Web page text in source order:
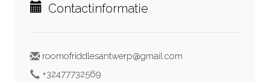
Contactinformatie
roomofriddlesantwerp@gmail.com
+32477732569